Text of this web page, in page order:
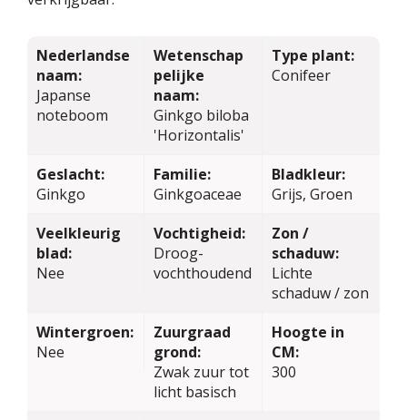
Nederlandse
naam:
Japanse
noteboom
Wetenschap
pelijke
naam:
Ginkgo biloba
'Horizontalis'
Type plant:
Conifeer
Geslacht:
Ginkgo
Familie:
Ginkgoaceae
Bladkleur:
Grijs, Groen
Veelkleurig
blad:
Nee
Vochtigheid:
Droog-
vochthoudend
Zon /
schaduw:
Lichte
schaduw / zon
Wintergroen:
Nee
Zuurgraad
grond:
Zwak zuur tot
licht basisch
Hoogte in
CM:
300